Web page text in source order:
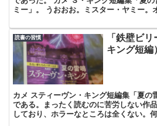
ミー」。 うおおお。ミスター・ヤミー。
読書の習慣
「鉄壁ビ
キング短編
カメ スティーヴン・キング短編集「夏の
である。まったく読むのに苦労しない作
しており、ホラーなところは全くない。